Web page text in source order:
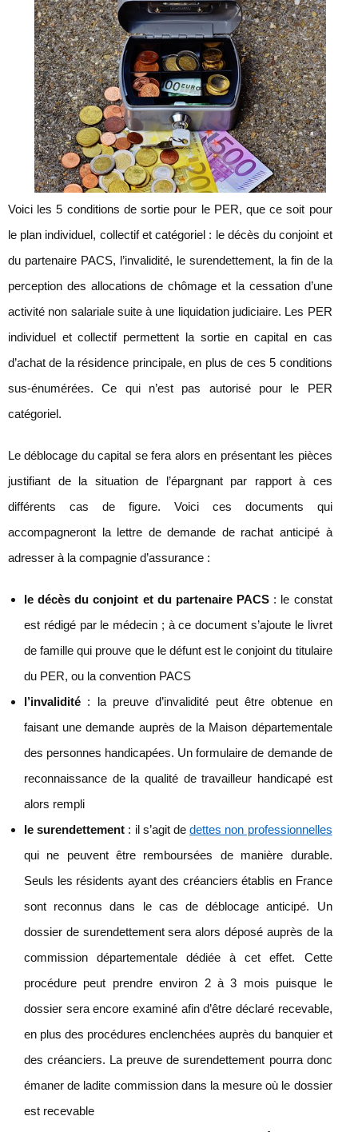
Voici les 5 conditions de sortie pour le PER, que ce soit pour
le plan individuel, collectif et catégoriel : le décès du conjoint et
du partenaire PACS, l’invalidité, le surendettement, la fin de la
perception des allocations de chômage et la cessation d’une
activité non salariale suite à une liquidation judiciaire. Les PER
individuel et collectif permettent la sortie en capital en cas
d’achat de la résidence principale, en plus de ces 5 conditions
sus-énumérées. Ce qui n’est pas autorisé pour le PER
catégoriel.
Le déblocage du capital se fera alors en présentant les pièces
justifiant de la situation de l’épargnant par rapport à ces
différents cas de figure. Voici ces documents qui
accompagneront la lettre de demande de rachat anticipé à
adresser à la compagnie d’assurance :
le décès du conjoint et du partenaire PACS : le constat
est rédigé par le médecin ; à ce document s’ajoute le livret
de famille qui prouve que le défunt est le conjoint du titulaire
du PER, ou la convention PACS
l’invalidité : la preuve d’invalidité peut être obtenue en
faisant une demande auprès de la Maison départementale
des personnes handicapées. Un formulaire de demande de
reconnaissance de la qualité de travailleur handicapé est
alors rempli
le surendettement : il s’agit dedettes non professionnelles
qui ne peuvent être remboursées de manière durable.
Seuls les résidents ayant des créanciers établis en France
sont reconnus dans le cas de déblocage anticipé. Un
dossier de surendettement sera alors déposé auprès de la
commission départementale dédiée à cet effet. Cette
procédure peut prendre environ 2 à 3 mois puisque le
dossier sera encore examiné afin d’être déclaré recevable,
en plus des procédures enclenchées auprès du banquier et
des créanciers. La preuve de surendettement pourra donc
émaner de ladite commission dans la mesure où le dossier
est recevable